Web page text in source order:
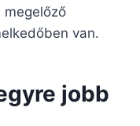
megelőző
van.
jobb